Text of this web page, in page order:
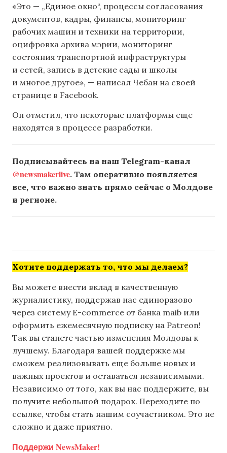
«Это — „Единое окно“, процессы согласования
документов, кадры, финансы, мониторинг
рабочих машин и техники на территории,
оцифровка архива мэрии, мониторинг
состояния транспортной инфраструктуры
и сетей, запись в детские сады и школы
и многое другое», — написал Чебан на своей
странице в Facebook.
Он отметил, что некоторые платформы еще
находятся в процессе разработки.
Подписывайтесь на наш Telegram-канал
@newsmakerlive. Там оперативно появляется
все, что важно знать прямо сейчас о Молдове
и регионе.
Хотите поддержать то, что мы делаем?
Вы можете внести вклад в качественную
журналистику, поддержав нас единоразово
через систему E-commerce от банка maib или
оформить ежемесячную подписку на Patreon!
Так вы станете частью изменения Молдовы к
лучшему. Благодаря вашей поддержке мы
сможем реализовывать еще больше новых и
важных проектов и оставаться независимыми.
Независимо от того, как вы нас поддержите, вы
получите небольшой подарок. Переходите по
ссылке, чтобы стать нашим соучастником. Это не
сложно и даже приятно.
Поддержи NewsMaker!